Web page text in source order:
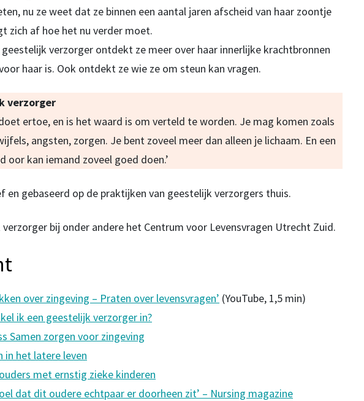
nu ze weet dat ze binnen een aantal jaren afscheid van haar zoontje
zich af hoe het nu verder moet.
verzorger ontdekt ze meer over haar innerlijke krachtbronnen
haar is. Ook ontdekt ze wie ze om steun kan vragen.
verzorger
ertoe, en is het waard is om verteld te worden. Je mag komen zoals
angsten, zorgen. Je bent zoveel meer dan alleen je lichaam. En een
oor kan iemand zoveel goed doen.’
en gebaseerd op de praktijken van geestelijk verzorgers thuis.
bij onder andere het Centrum voor Levensvragen Utrecht Zuid.
over zingeving – Praten over levensvragen’ (YouTube, 1,5 min)
ik een geestelijk verzorger in?
Samen zorgen voor zingeving
in het latere leven
met ernstig zieke kinderen
dat dit oudere echtpaar er doorheen zit’ – Nursing magazine